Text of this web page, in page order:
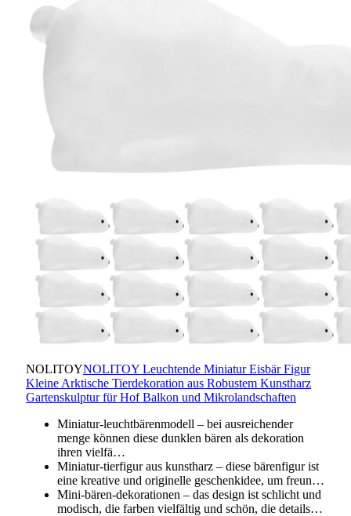
NOLITOYNOLITOY Leuchtende Miniatur Eisbär Figur
Kleine Arktische Tierdekoration aus Robustem Kunstharz
Gartenskulptur für Hof Balkon und Mikrolandschaften
Miniatur-leuchtbärenmodell – bei ausreichender
menge können diese dunklen bären als dekoration
ihren vielfä…
Miniatur-tierfigur aus kunstharz – diese bärenfigur ist
eine kreative und originelle geschenkidee, um freun…
Mini-bären-dekorationen – das design ist schlicht und
modisch, die farben vielfältig und schön, die details…